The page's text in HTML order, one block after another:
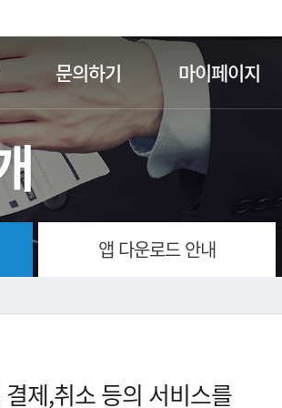
문의하기 마이페이지
앱 다운로드 안내
제,취소 등의 서비스를